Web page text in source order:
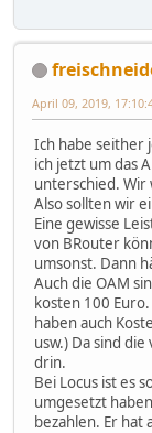
April 09, 2019,
Ich habe seither
ich jetzt um das
unterschied. Wir
Also sollten wir
Eine gewisse
von BRouter
umsonst. Dann
Auch die OAM
kosten 100
haben auch
usw.) Da sind
drin.
Bei Locus ist es
umgesetzt
bezahlen. Er hat